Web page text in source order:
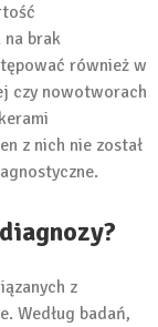
brak
również w
czy nowotworach
z nich nie został
z
Według badań,